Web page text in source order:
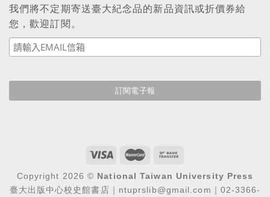
我們將不定期寄送臺大紀念品的新品資訊或折價券給
您，歡迎訂閱。
Copyright 2026 © National Taiwan University Press
臺大出版中心校史館書店｜ntuprslib@gmail.com｜02-3366-